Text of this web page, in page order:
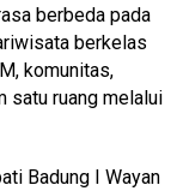
berbeda pada
berkelas
komunitas,
satu ruang melalui
Badung I Wayan